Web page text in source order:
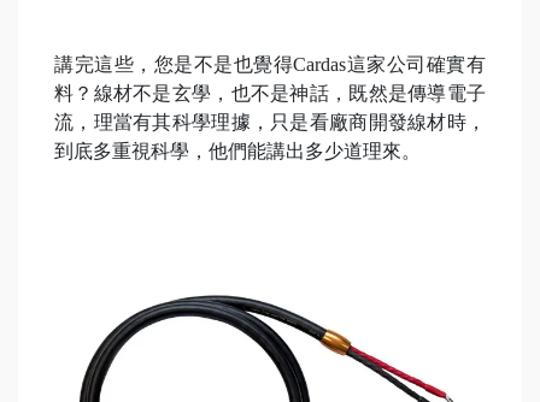
講完這些，您是不是也覺得Cardas這家公司確實有
料？線材不是玄學，也不是神話，既然是傳導電子
流，理當有其科學理據，只是看廠商開發線材時，
到底多重視科學，他們能講出多少道理來。